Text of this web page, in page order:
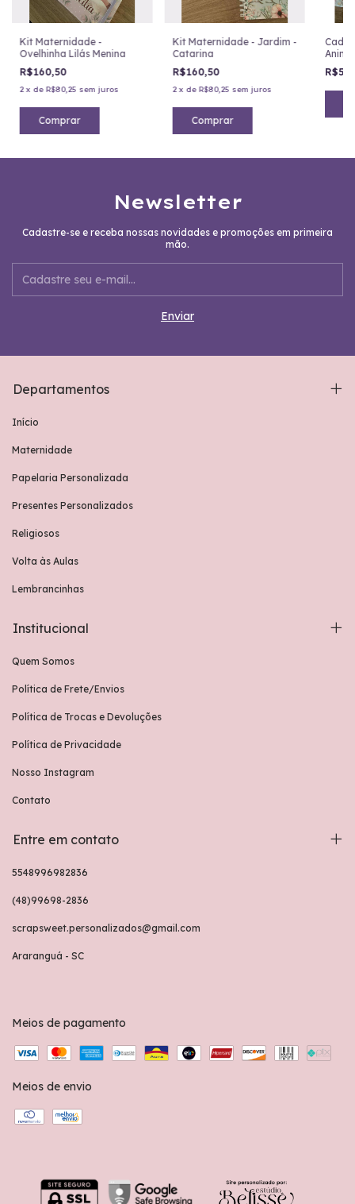
Kit Maternidade -
Ovelhinha Lilás Menina
R$160,50
2 x de R$80,25 sem juros
Comprar
Kit Maternidade - Jardim -
Catarina
R$160,50
2 x de R$80,25 sem juros
Comprar
Newsletter
Cadastre-se e receba nossas novidades e promoções em primeira
mão.
Departamentos
Início
Maternidade
Papelaria Personalizada
Presentes Personalizados
Religiosos
Volta às Aulas
Lembrancinhas
Institucional
Quem Somos
Política de Frete/Envios
Política de Trocas e Devoluções
Política de Privacidade
Nosso Instagram
Contato
Entre em contato
5548996982836
(48)99698-2836
scrapsweet.personalizados@gmail.com
Araranguá - SC
Meios de pagamento
Meios de envio